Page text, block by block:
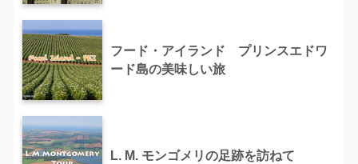
フード・アイランド プリンスエドワ
ード島の美味しい旅
L. M. モンゴメリの足跡を訪ねて